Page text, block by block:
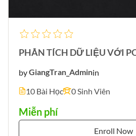
PHÂN TÍCH DỮ LIỆU VỚI
byGiangTran_Adminin
10 Bài Học
0 Sinh Viên
Miễn phí
Enroll Now